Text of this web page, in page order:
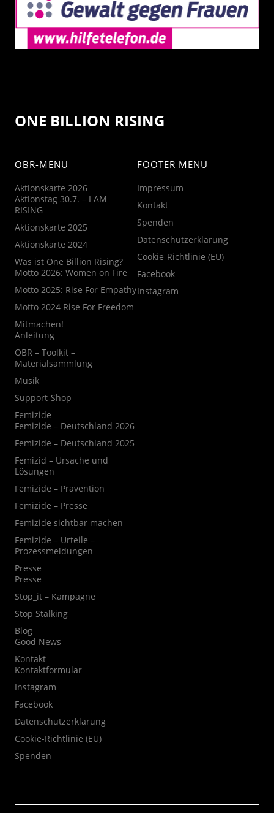
ONE BILLION RISING
OBR-MENU
Aktionskarte 2026
Aktionstag 30.7. – I AM
RISING
Aktionskarte 2025
Aktionskarte 2024
Was ist One Billion Rising?
Motto 2026: Women on Fire
Motto 2025: Rise For Empathy
Motto 2024 Rise For Freedom
Mitmachen!
Anleitung
OBR – Toolkit –
Materialsammlung
Musik
Support-Shop
Femizide
Femizide – Deutschland 2026
Femizide – Deutschland 2025
Femizid – Ursache und
Lösungen
Femizide – Prävention
Femizide – Presse
Femizide sichtbar machen
Femizide – Urteile –
Prozessmeldungen
Presse
Presse
Stop_it – Kampagne
Stop Stalking
Blog
Good News
Kontakt
Kontaktformular
Instagram
Facebook
Datenschutzerklärung
Cookie-Richtlinie (EU)
Spenden
FOOTER MENU
Impressum
Kontakt
Spenden
Datenschutzerklärung
Cookie-Richtlinie (EU)
Facebook
Instagram